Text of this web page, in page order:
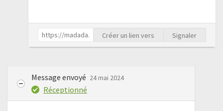
Créer un lien vers Signaler
Message envoyé 24 mai 2024
Réceptionné